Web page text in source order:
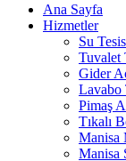
Ana Sayfa
Hizmetler
Su
Tuvalet
Gider
Lavabo
Pimaş
Tıkalı
Manisa
Manisa